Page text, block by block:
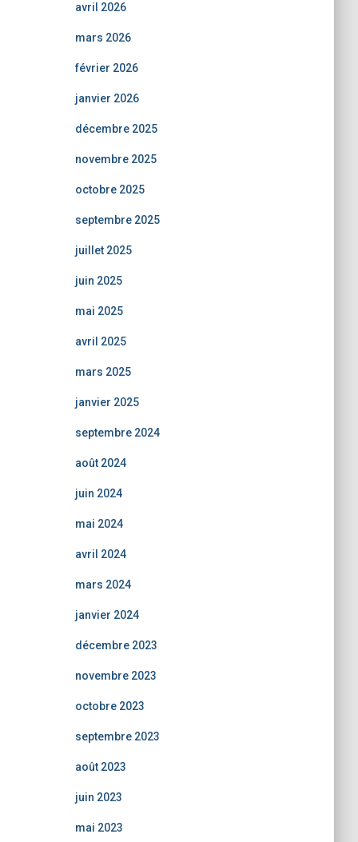
avril 2026
mars 2026
février 2026
janvier 2026
décembre 2025
novembre 2025
octobre 2025
septembre 2025
juillet 2025
juin 2025
mai 2025
avril 2025
mars 2025
janvier 2025
septembre 2024
août 2024
juin 2024
mai 2024
avril 2024
mars 2024
janvier 2024
décembre 2023
novembre 2023
octobre 2023
septembre 2023
août 2023
juin 2023
mai 2023